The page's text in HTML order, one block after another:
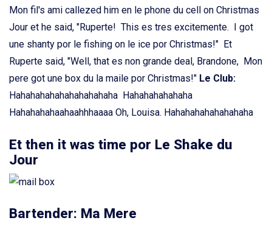
Mon fil's ami callezed him en le phone du cell on Christmas
Jour et he said, "Ruperte! This es tres excitemente. I got
une shanty por le fishing on le ice por Christmas!" Et
Ruperte said, "Well, that es non grande deal, Brandone, Mon
pere got une box du la maile por Christmas!" Le Club:
Hahahahahahahahahahaha Hahahahahahaha
Hahahahahaahaahhhaaaa Oh, Louisa. Hahahahahahahahaha
Et then it was time por Le Shake du
Jour
Bartender: Ma Mere